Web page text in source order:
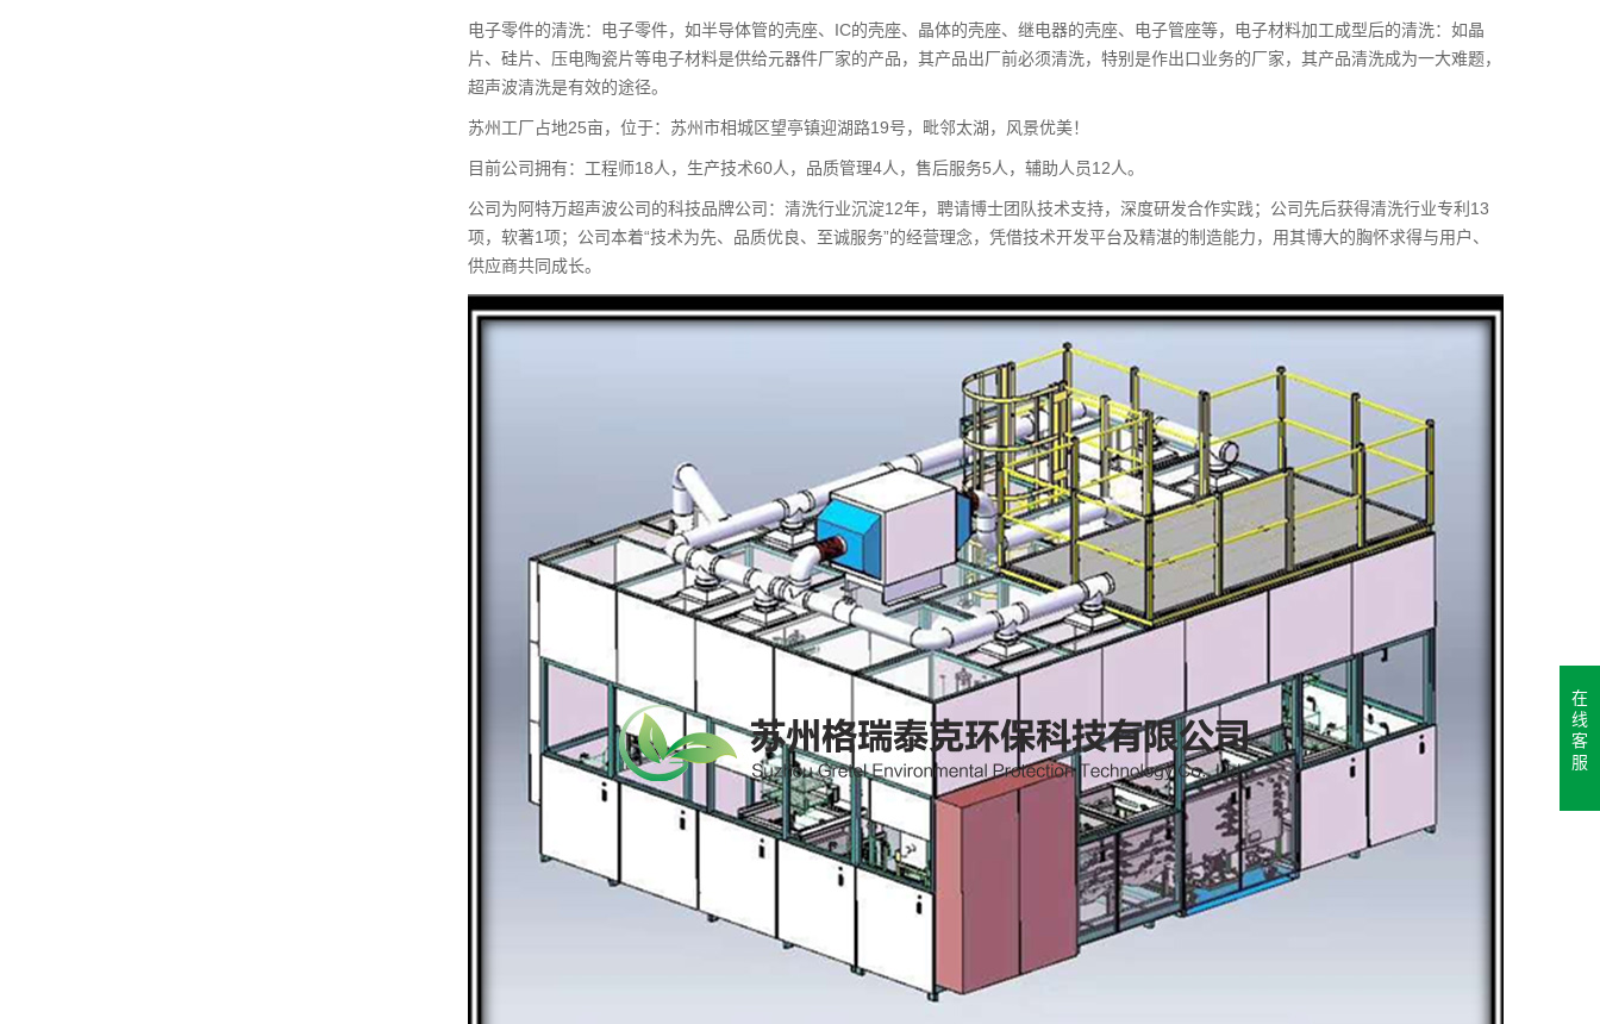
电子零件的清洗：电子零件，如半导体管的壳座、IC的壳座、晶体的壳座、继电器的壳座、电子管座等，电子材料加工成型后的清洗：如晶
片、硅片、压电陶瓷片等电子材料是供给元器件厂家的产品，其产品出厂前必须清洗，特别是作出口业务的厂家，其产品清洗成为一大难题，
超声波清洗是有效的途径。
苏州工厂占地25亩，位于：苏州市相城区望亭镇迎湖路19号，毗邻太湖，风景优美！
目前公司拥有：工程师18人，生产技术60人，品质管理4人，售后服务5人，辅助人员12人。
公司为阿特万超声波公司的科技品牌公司：清洗行业沉淀12年，聘请博士团队技术支持，深度研发合作实践；公司先后获得清洗行业专利13
项，软著1项；公司本着“技术为先、品质优良、至诚服务”的经营理念，凭借技术开发平台及精湛的制造能力，用其博大的胸怀求得与用户、
供应商共同成长。
在
线
客
服